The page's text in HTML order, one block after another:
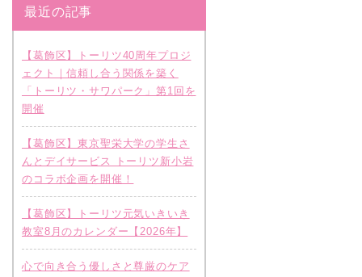
最近の記事
【葛飾区】トーリツ40周年プロジ
ェクト｜信頼し合う関係を築く
「トーリツ・サワパーク」第1回を
開催
【葛飾区】東京聖栄大学の学生さ
んとデイサービス トーリツ新小岩
のコラボ企画を開催！
【葛飾区】トーリツ元気いきいき
教室8月のカレンダー【2026年】
心で向き合う優しさと尊厳のケア